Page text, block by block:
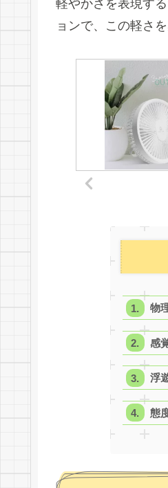
軽やかさを表現す
ョンで、この軽さ
物
感
浮
態